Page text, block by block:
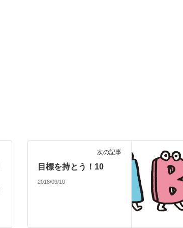
次の記事
目標を持とう！10
2018/09/10